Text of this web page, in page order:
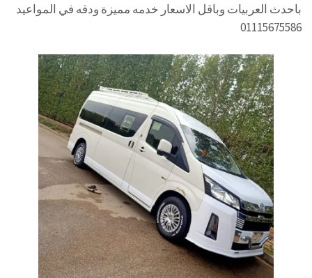
باحدث العربيات وباقل الاسعار خدمه مميزة ودقه في المواعيد
01115675586